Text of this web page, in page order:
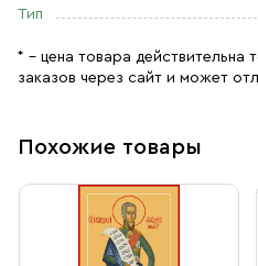
Тип
* – цена товара действительна
заказов через сайт и может
Похожие товары